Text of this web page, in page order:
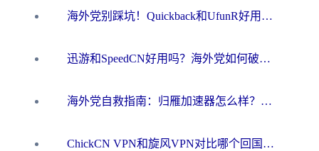
海外党别踩坑！Quickback和UfunR好用吗？选对回国加速器才能无缝刷国内资源
迅游和SpeedCN好用吗？海外党如何破解那道看不见的墙
海外党自救指南：归雁加速器怎么样？教你避开坑实现国内资源无缝访问
ChickCN VPN和旋风VPN对比哪个回国效果更好？海外用户的选择困境与出路